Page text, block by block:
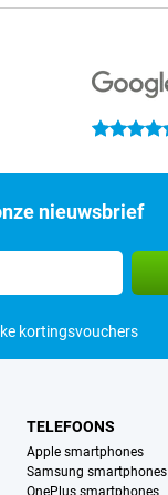
4.4 sterren
nieuwsbrief
kortingsvouchers
TELEFOONS
Apple smartphones
Samsung smartphones
OnePlus smartphones